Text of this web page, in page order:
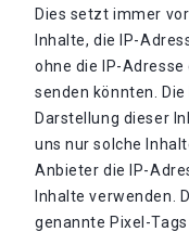
Dies setzt immer
Inhalte, die IP-
ohne die IP-
senden könnten.
Darstellung dieser
uns nur solche
Anbieter die IP-
Inhalte verwenden.
genannte Pixel-